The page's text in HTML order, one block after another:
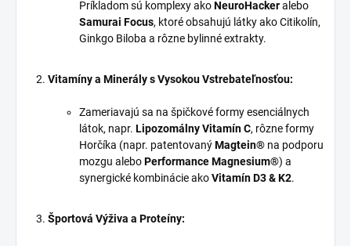
Príkladom sú komplexy akoNeuroHackeralebo
Samurai Focus, ktoré obsahujú látky ako Citikolín,
Ginkgo Biloba a rôzne bylinné extrakty.
Vitamíny a Minerály s Vysokou Vstrebateľnosťou:
Zameriavajú sa na špičkové formy esenciálnych
látok, napr. Lipozomálny Vitamín C, rôzne formy
Horčíka (napr. patentovanýMagtein® na podporu
mozgu aleboPerformance Magnesium®) a
synergické kombinácie akoVitamín D3 & K2.
Športová Výživa a Proteíny: